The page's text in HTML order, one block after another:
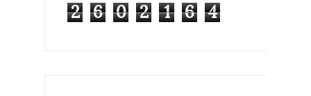
2 6 0 2 1 6 4